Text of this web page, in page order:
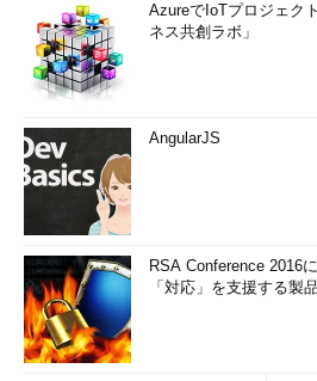
AzureでIoTプロジェク
ネス共創ラボ」
AngularJS
RSA Conference 2016
「対応」を支援する製